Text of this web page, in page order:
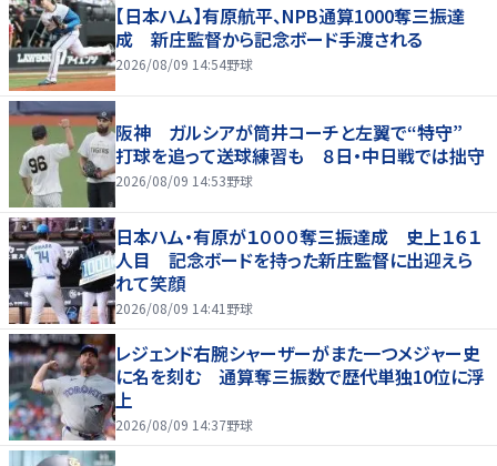
【日本ハム】有原航平、NPB通算1000奪三振達
成 新庄監督から記念ボード手渡される
2026/08/09 14:54野球
阪神 ガルシアが筒井コーチと左翼で“特守”
打球を追って送球練習も ８日・中日戦では拙守
2026/08/09 14:53野球
日本ハム・有原が１０００奪三振達成 史上１６１
人目 記念ボードを持った新庄監督に出迎えら
れて笑顔
2026/08/09 14:41 野球
レジェンド右腕シャーザーがまた一つメジャー史
に名を刻む 通算奪三振数で歴代単独10位に浮
上
2026/08/09 14:37野球